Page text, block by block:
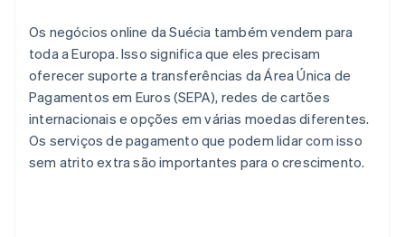
Os negócios online da Suécia também vendem para
toda a Europa. Isso significa que eles precisam
oferecer suporte a transferências da Área Única de
Pagamentos em Euros (SEPA), redes de cartões
internacionais e opções em várias moedas diferentes.
Os serviços de pagamento que podem lidar com isso
sem atrito extra são importantes para o crescimento.